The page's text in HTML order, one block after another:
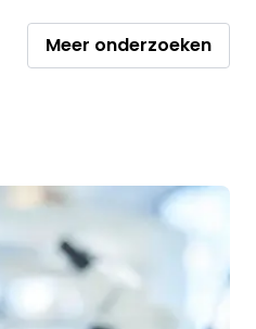
Meer onderzoeken